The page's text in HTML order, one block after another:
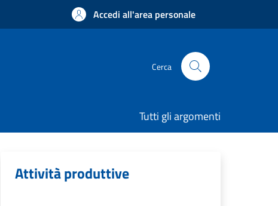
Accedi all'area personale
Cerca
Tutti gli argomenti
Attività produttive